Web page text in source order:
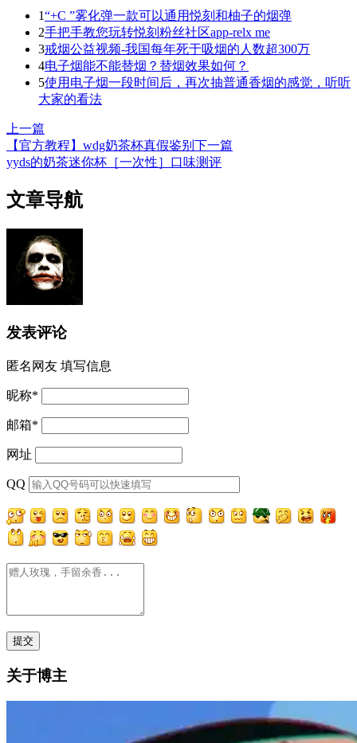
1“+C ”雾化弹一款可以通用悦刻和柚子的烟弹
2手把手教您玩转悦刻粉丝社区app-relx me
3戒烟公益视频-我国每年死于吸烟的人数超300万
4电子烟能不能替烟？替烟效果如何？
5使用电子烟一段时间后，再次抽普通香烟的感觉，听听
大家的看法
上一篇
【官方教程】wdg奶茶杯真假鉴别 下一篇
yyds的奶茶迷你杯［一次性］口味测评
文章导航
发表评论
匿名网友 填写信息
昵称*
邮箱*
网址
QQ
关于博主